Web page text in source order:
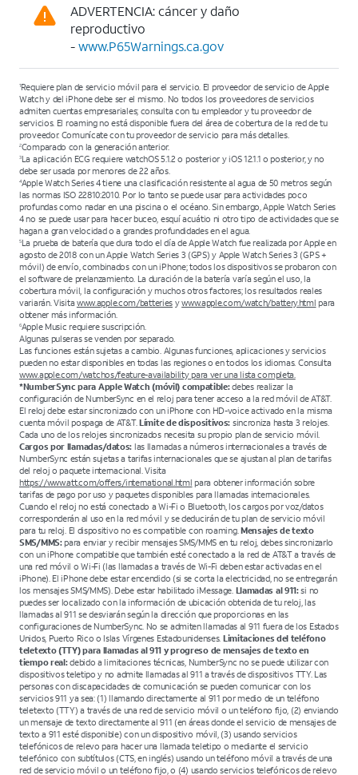
ADVERTENCIA: cáncer y daño
reproductivo
-www.P65Warnings.ca.gov
1Requiere plan de servicio móvil para el servicio. El proveedor de servicio de Apple
Watch y del iPhone debe ser el mismo. No todos los proveedores de servicios
admiten cuentas empresariales; consulta con tu empleador y tu proveedor de
servicios. El roaming no está disponible fuera del área de cobertura de la red de tu
proveedor. Comunícate con tu proveedor de servicio para más detalles.
2Comparado con la generación anterior.
3La aplicación ECG requiere watchOS 5.1.2 o posterior y iOS 12.1.1 o posterior, y no
debe ser usada por menores de 22 años.
4Apple Watch Series 4 tiene una clasificación resistente al agua de 50 metros según
las normas ISO 22810:2010. Por lo tanto se puede usar para actividades poco
profundas como nadar en una piscina o el océano. Sin embargo, Apple Watch Series
4 no se puede usar para hacer buceo, esquí acuátio ni otro tipo de actividades que se
hagan a gran velocidad o a grandes profundidades en el agua.
5La prueba de batería que dura todo el día de Apple Watch fue realizada por Apple en
agosto de 2018 con un Apple Watch Series 3 (GPS) y Apple Watch Series 3 (GPS +
móvil) de envío, combinados con un iPhone; todos los dispositivos se probaron con
el software de prelanzamiento. La duración de la batería varía según el uso, la
cobertura móvil, la configuración y muchos otros factores; los resultados reales
variarán. Visitawww.apple.com/batteries ywww.apple.com/watch/battery.html para
obtener más información.
6Apple Music requiere suscripción.
Algunas pulseras se venden por separado.
Las funciones están sujetas a cambio. Algunas funciones, aplicaciones y servicios
pueden no estar disponibles en todas las regiones o en todos los idiomas. Consulta
www.apple.com/watchos/feature-availabilitypara ver una lista completa.
*NumberSync para Apple Watch (móvil) compatible:debes realizar la
configuración de NumberSync en el reloj para tener acceso a la red móvil de AT&T.
El reloj debe estar sincronizado con un iPhone con HD-voice activado en la misma
cuenta móvil pospaga de AT&T.Límite de dispositivos: sincroniza hasta 3 relojes.
Cada uno de los relojes sincronizados necesita su propio plan de servicio móvil.
Cargos por llamadas/datos: las llamadas a números internacionales a través de
NumberSync están sujetas a tarifas internacionales que se ajustan al plan de tarifas
del reloj o paquete internacional. Visita
https://www.att.com/offers/international.html para obtener información sobre
tarifas de pago por uso y paquetes disponibles para llamadas internacionales.
Cuando el reloj no está conectado a Wi-Fi o Bluetooth, los cargos por voz/datos
corresponderán al uso en la red móvil y se deducirán de tu plan de servicio móvil
para tu reloj. El dispositivo no es compatible con roaming.Mensajes de texto
SMS/MMS:para enviar y recibir mensajes SMS/MMS en tu reloj, debes sincronizarlo
con un iPhone compatible que también esté conectado a la red de AT&T a través de
una red móvil o Wi-Fi (las llamadas a través de Wi-Fi deben estar activadas en el
iPhone). El iPhone debe estar encendido (si se corta la electricidad, no se entregarán
los mensajes SMS/MMS). Debe estar habilitado iMessage. Llamadas al 911:si no
puedes ser localizado con la información de ubicación obtenida de tu reloj, las
llamadas al 911 se desviarán según la dirección que proporcionas en las
configuraciones de NumberSync. No se admiten llamadas al 911 fuera de los Estados
Unidos, Puerto Rico o Islas Vírgenes Estadounidenses. Limitaciones del teléfono
teletexto (TTY) para llamadas al 911 y progreso de mensajes de texto en
tiempo real:debido a limitaciones técnicas, NumberSync no se puede utilizar con
dispositivos teletipo y no admite llamadas al 911 a través de dispositivos TTY. Las
personas con discapacidades de comunicación se pueden comunicar con los
servicios 911 ya sea: (1) llamando directamente al 911 por medio de un teléfono
teletexto (TTY) a través de una red de servicio móvil o un teléfono fijo, (2) enviando
un mensaje de texto directamente al 911 (en áreas donde el servicio de mensajes de
texto a 911 esté disponible) con un dispositivo móvil, (3) usando servicios
telefónicos de relevo para hacer una llamada teletipo o mediante el servicio
telefónico con subtítulos (CTS, en inglés) usando un teléfono móvil a través de una
red de servicio móvil o un teléfono fijo, o (4) usando servicios telefónicos de relevo